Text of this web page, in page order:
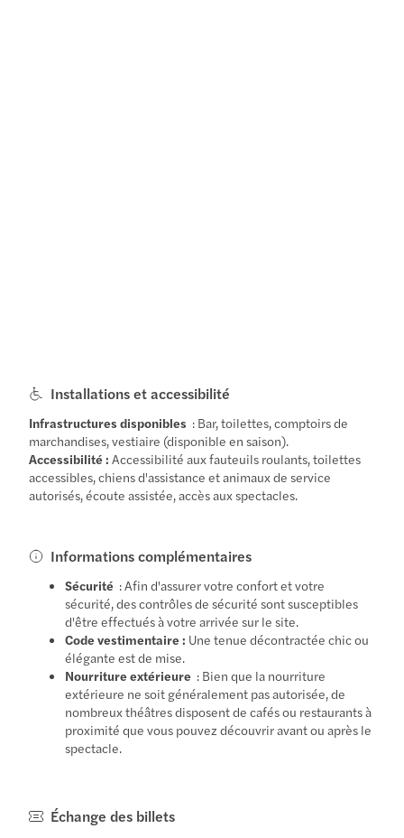
Installations et accessibilité
Infrastructures disponibles : Bar, toilettes, comptoirs de
marchandises, vestiaire (disponible en saison).
Accessibilité : Accessibilité aux fauteuils roulants, toilettes
accessibles, chiens d'assistance et animaux de service
autorisés, écoute assistée, accès aux spectacles.
Informations complémentaires
Sécurité : Afin d'assurer votre confort et votre
sécurité, des contrôles de sécurité sont susceptibles
d'être effectués à votre arrivée sur le site.
Code vestimentaire : Une tenue décontractée chic ou
élégante est de mise.
Nourriture extérieure : Bien que la nourriture
extérieure ne soit généralement pas autorisée, de
nombreux théâtres disposent de cafés ou restaurants à
proximité que vous pouvez découvrir avant ou après le
spectacle.
Échange des billets